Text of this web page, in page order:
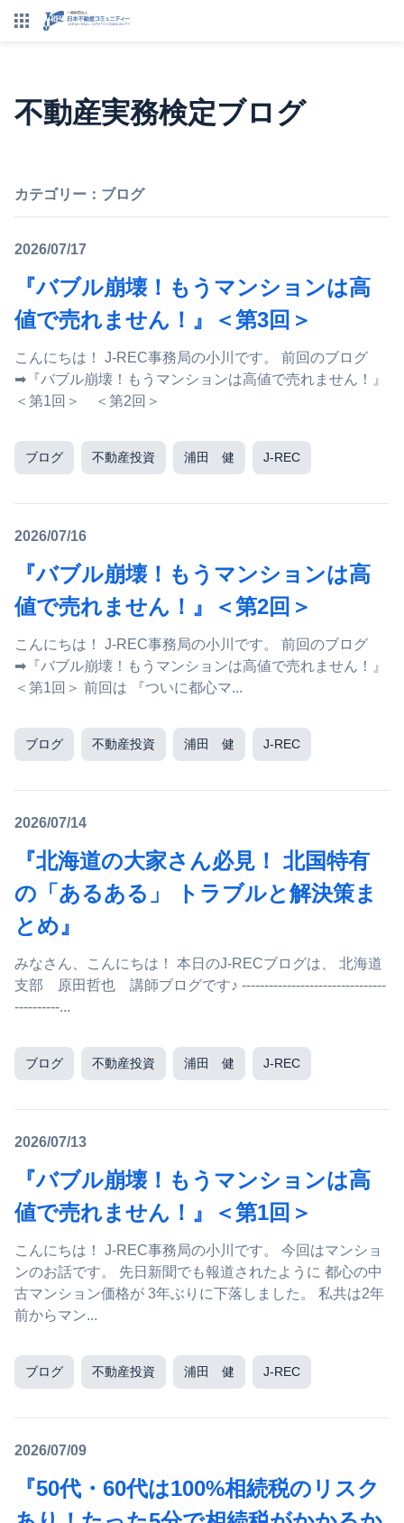
不動産実務検定ブログ
カテゴリー： ブログ
2026/07/17
『バブル崩壊！もうマンションは高
値で売れません！』＜第3回＞
こんにちは！ J-REC事務局の小川です。 前回のブログ
➡『バブル崩壊！もうマンションは高値で売れません！』
＜第1回＞ ＜第2回＞
ブログ 不動産投資 浦田 健 J-REC
2026/07/16
『バブル崩壊！もうマンションは高
値で売れません！』＜第2回＞
こんにちは！ J-REC事務局の小川です。 前回のブログ
➡『バブル崩壊！もうマンションは高値で売れません！』
＜第1回＞ 前回は 『ついに都心マ...
ブログ 不動産投資 浦田 健 J-REC
2026/07/14
『北海道の大家さん必見！ 北国特有
の「あるある」 トラブルと解決策ま
とめ』
みなさん、こんにちは！ 本日のJ-RECブログは、 北海道
支部 原田哲也 講師ブログです♪ --------------------------------
----------...
ブログ 不動産投資 浦田 健 J-REC
2026/07/13
『バブル崩壊！もうマンションは高
値で売れません！』＜第1回＞
こんにちは！ J-REC事務局の小川です。 今回はマンショ
ンのお話です。 先日新聞でも報道されたように 都心の中
古マンション価格が 3年ぶりに下落しました。 私共は2年
前からマン...
ブログ 不動産投資 浦田 健 J-REC
2026/07/09
『50代・60代は100%相続税のリスク